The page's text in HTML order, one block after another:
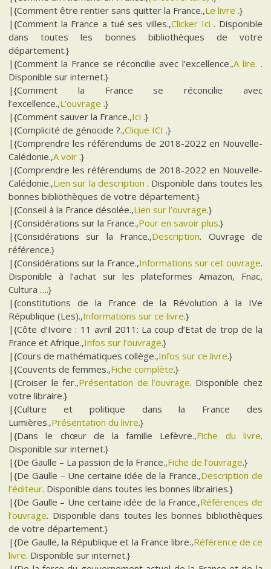
|{Comment être rentier sans quitter la France.,Le livre .}
|{Comment la France a tué ses villes.,Clicker Ici . Disponible
dans toutes les bonnes bibliothèques de votre
département.}
|{Comment la France se réconcilie avec l’excellence.,A lire. .
Disponible sur internet.}
|{Comment la France se réconcilie avec
l’excellence.,L’ouvrage .}
|{Comment sauver la France.,Ici .}
|{Complicité de génocide ?.,Clique ICI .}
|{Comprendre les référendums de 2018-2022 en Nouvelle-
Calédonie.,A voir .}
|{Comprendre les référendums de 2018-2022 en Nouvelle-
Calédonie.,Lien sur la description . Disponible dans toutes les
bonnes bibliothèques de votre département.}
|{Conseil à la France désolée.,Lien sur l’ouvrage.}
|{Considérations sur la France.,Pour en savoir plus.}
|{Considérations sur la France.,Description. Ouvrage de
référence.}
|{Considérations sur la France.,Informations sur cet ouvrage.
Disponible à l’achat sur les plateformes Amazon, Fnac,
Cultura ….}
|{constitutions de la France de la Révolution à la IVe
République (Les).,Informations sur ce livre.}
|{Côte d’Ivoire : 11 avril 2011: La coup d’Etat de trop de la
France et Afrique.,Infos sur l’ouvrage.}
|{Cours de mathématiques collège.,Infos sur ce livre.}
|{Couvents de femmes.,Fiche complète.}
|{Croiser le fer.,Présentation de l’ouvrage. Disponible chez
votre libraire.}
|{Culture et politique dans la France des
Lumières.,Présentation du livre.}
|{Dans le chœur de la famille Lefèvre.,Fiche du livre.
Disponible sur internet.}
|{De Gaulle – La passion de la France.,Fiche de l’ouvrage.}
|{De Gaulle – Une certaine idée de la France.,Description de
l’éditeur. Disponible dans toutes les bonnes librairies.}
|{De Gaulle – Une certaine idée de la France.,Références de
l’ouvrage. Disponible dans toutes les bonnes bibliothèques
de votre département.}
|{De Gaulle, la République et la France libre.,Référence de ce
livre. Disponible sur internet.}